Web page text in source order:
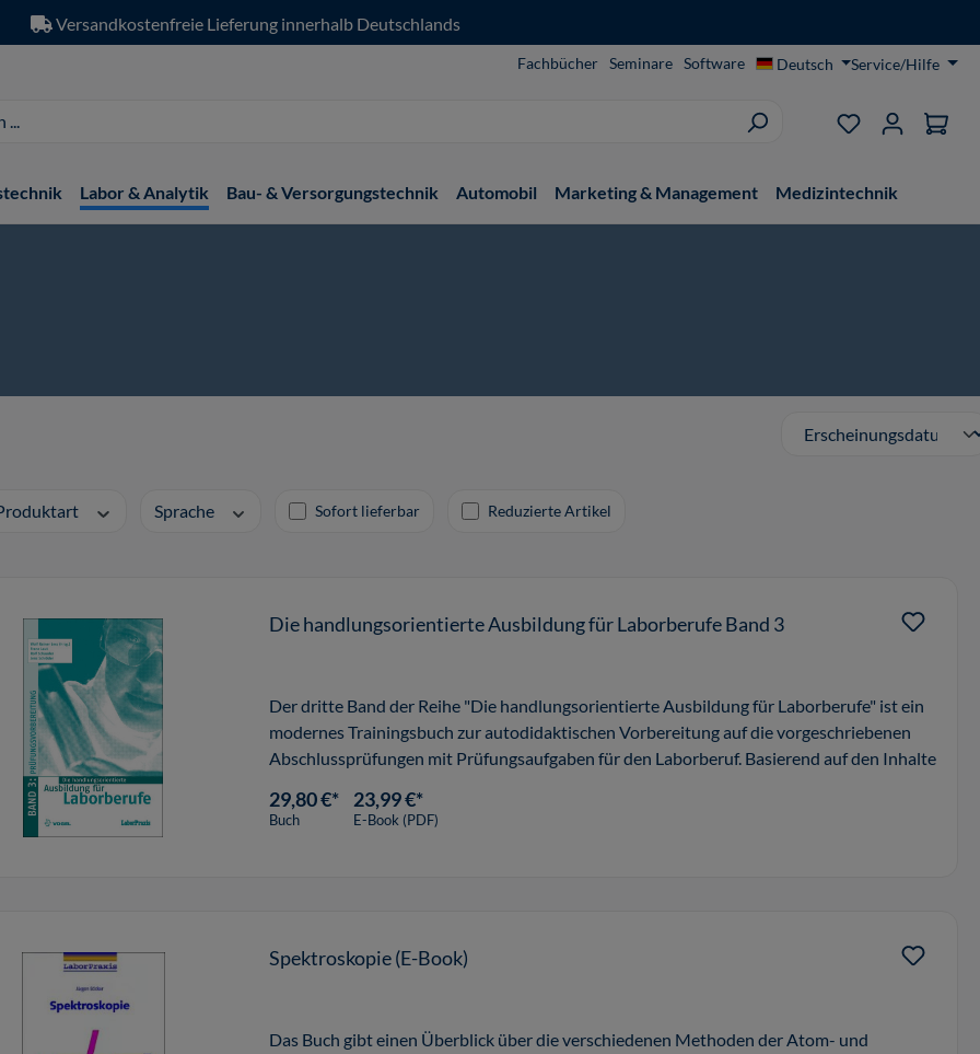
Versandkostenfreie Lieferung innerhalb Deutschlands
Fachbücher Seminare Software Deutsch Service/Hilfe
Du hast 0
Labor & Analytik Bau- & Versorgungstechnik Automobil Marketing & Management Medizintechnik
Sprache Sofort lieferbar Reduzierte Artikel
Die handlungsorientierte Ausbildung für Laborberufe Band 3
Der dritte Band der Reihe "Die handlungsorientierte Ausbildung für Laborberufe" ist ein
modernes Trainingsbuch zur autodidaktischen Vorbereitung auf die vorgeschriebenen
Abschlussprüfungen mit Prüfungsaufgaben für den Laborberuf. Basierend auf den Inhalte
29,80 €*
Buch
23,99 €*
E-Book (PDF)
Spektroskopie (E-Book)
Das Buch gibt einen Überblick über die verschiedenen Methoden der Atom- und